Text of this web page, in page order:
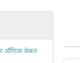
ऑप्टिक केबल